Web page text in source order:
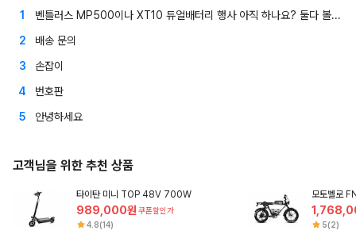
1
벤틀러스 MP500이나 XT10 듀얼배터리 행사 아직 하나요? 둘다 볼수 있는곳? 있을까요?
2
배송 문의
3
손잡이
4
번호판
5
안녕하세요
고객님을 위한 추천 상품
타이탄 미니 TOP 48V 700W
989,000원 쿠폰할인가
4.8(14)
모토벨로
5(2)